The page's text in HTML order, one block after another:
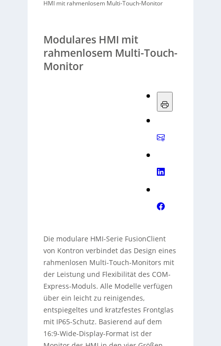
HMI mit rahmenlosem Multi-Touch-Monitor
Modulares HMI mit
rahmenlosem Multi-Touch-
Monitor
Die modulare HMI-Serie FusionClient
von Kontron verbindet das Design eines
rahmenlosen Multi-Touch-Monitors mit
der Leistung und Flexibilität des COM-
Express-Moduls. Alle Modelle verfügen
über ein leicht zu reinigendes,
entspiegeltes und kratzfestes Frontglas
mit IP65-Schutz. Basierend auf dem
16:9-Wide-Display-Format ist der